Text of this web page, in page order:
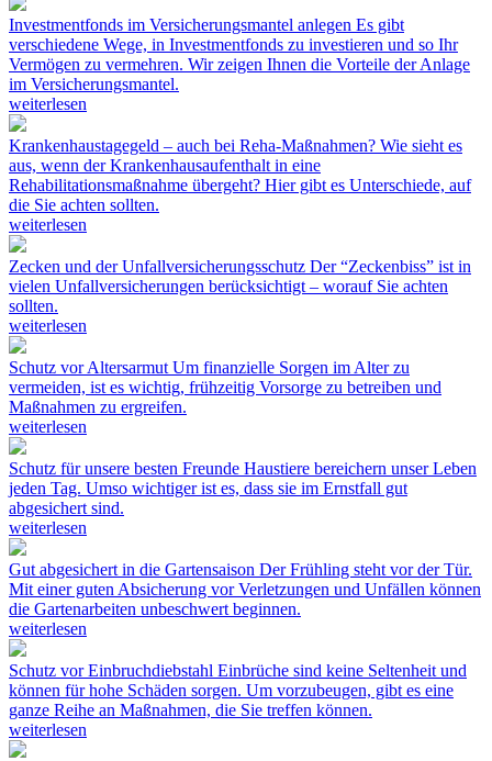
Investmentfonds im Versicherungsmantel anlegen Es gibt
verschiedene Wege, in Investmentfonds zu investieren und so Ihr
Vermögen zu vermehren. Wir zeigen Ihnen die Vorteile der Anlage
im Versicherungsmantel.
weiterlesen
Krankenhaustagegeld – auch bei Reha-Maßnahmen? Wie sieht es
aus, wenn der Krankenhausaufenthalt in eine
Rehabilitationsmaßnahme übergeht? Hier gibt es Unterschiede, auf
die Sie achten sollten.
weiterlesen
Zecken und der Unfallversicherungsschutz Der “Zeckenbiss” ist in
vielen Unfallversicherungen berücksichtigt – worauf Sie achten
sollten.
weiterlesen
Schutz vor Altersarmut Um finanzielle Sorgen im Alter zu
vermeiden, ist es wichtig, frühzeitig Vorsorge zu betreiben und
Maßnahmen zu ergreifen.
weiterlesen
Schutz für unsere besten Freunde Haustiere bereichern unser Leben
jeden Tag. Umso wichtiger ist es, dass sie im Ernstfall gut
abgesichert sind.
weiterlesen
Gut abgesichert in die Gartensaison Der Frühling steht vor der Tür.
Mit einer guten Absicherung vor Verletzungen und Unfällen können
die Gartenarbeiten unbeschwert beginnen.
weiterlesen
Schutz vor Einbruchdiebstahl Einbrüche sind keine Seltenheit und
können für hohe Schäden sorgen. Um vorzubeugen, gibt es eine
ganze Reihe an Maßnahmen, die Sie treffen können.
weiterlesen